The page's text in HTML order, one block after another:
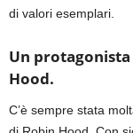
di valori esemplari.
Un protagonista
Hood.
C’è sempre stata